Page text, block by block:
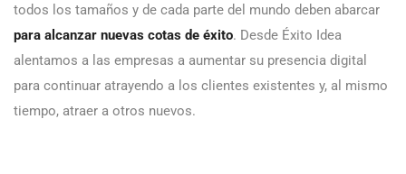
todos los tamaños y de cada parte del mundo deben abarcar
para alcanzar nuevas cotas de éxito. Desde Éxito Idea
alentamos a las empresas a aumentar su presencia digital
para continuar atrayendo a los clientes existentes y, al mismo
tiempo, atraer a otros nuevos.